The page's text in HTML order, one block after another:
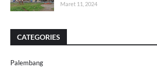
Maret 11, 2024
CATEGORIES
Palembang